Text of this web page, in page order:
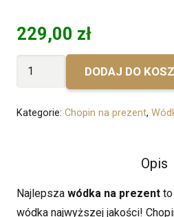
229,00 zł
ilość
DODAJ DO
Kategorie: Chopin na prezent,
Opis
Najlepsza wódka na prezent
wódka najwyższej jakości!